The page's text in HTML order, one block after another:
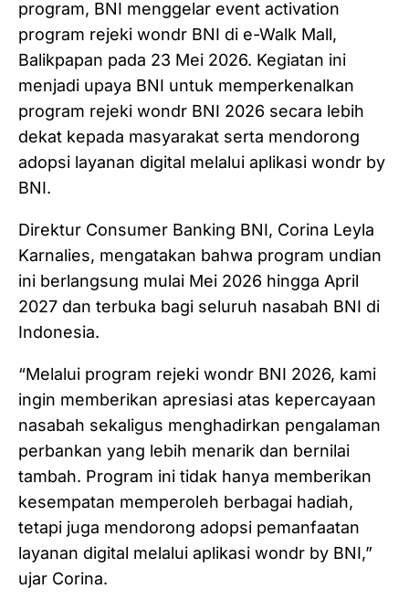
program, BNI menggelar event activation
program rejeki wondr BNI di e-Walk Mall,
Balikpapan pada 23 Mei 2026. Kegiatan ini
menjadi upaya BNI untuk memperkenalkan
program rejeki wondr BNI 2026 secara lebih
dekat kepada masyarakat serta mendorong
adopsi layanan digital melalui aplikasi wondr by
BNI.
Direktur Consumer Banking BNI, Corina Leyla
Karnalies, mengatakan bahwa program undian
ini berlangsung mulai Mei 2026 hingga April
2027 dan terbuka bagi seluruh nasabah BNI di
Indonesia.
“Melalui program rejeki wondr BNI 2026, kami
ingin memberikan apresiasi atas kepercayaan
nasabah sekaligus menghadirkan pengalaman
perbankan yang lebih menarik dan bernilai
tambah. Program ini tidak hanya memberikan
kesempatan memperoleh berbagai hadiah,
tetapi juga mendorong adopsi pemanfaatan
layanan digital melalui aplikasi wondr by BNI,”
ujar Corina.